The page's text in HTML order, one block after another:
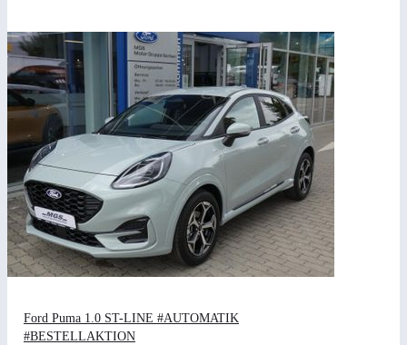
Ford Puma 1.0 ST-LINE #AUTOMATIK
#BESTELLAKTION